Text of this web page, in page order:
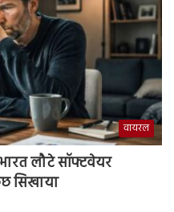
वायरल
लौटे सॉफ्टवेयर
सिखाया